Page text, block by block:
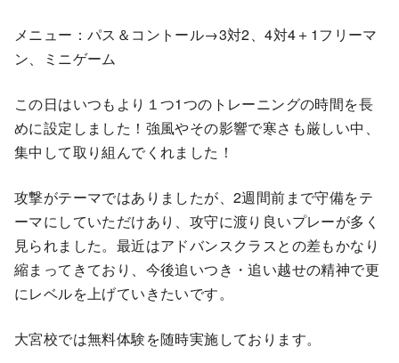
メニュー：パス＆コントール→3対2、4対4＋1フリーマ
ン、ミニゲーム
この日はいつもより１つ1つのトレーニングの時間を長
めに設定しました！強風やその影響で寒さも厳しい中、
集中して取り組んでくれました！
攻撃がテーマではありましたが、2週間前まで守備をテ
ーマにしていただけあり、攻守に渡り良いプレーが多く
見られました。最近はアドバンスクラスとの差もかなり
縮まってきており、今後追いつき・追い越せの精神で更
にレベルを上げていきたいです。
大宮校では無料体験を随時実施しております。